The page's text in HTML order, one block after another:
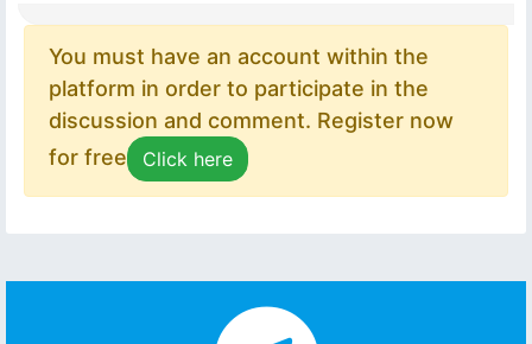
You must have an account within the
platform in order to participate in the
discussion and comment. Register now
for free
Click here